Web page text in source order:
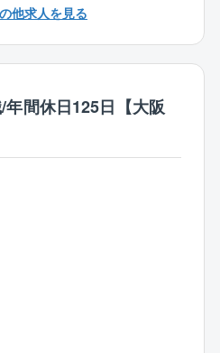
だいております。
ます。
な部署・役職・ポストが今
から耳を傾けていただきや
街路灯などのLED照明の切
やカーシェアリングの拠点
ながら、消費エネルギー
える化し分析のもと、最適
備の企画、実行 など..
・50代6名）
社員が在籍。
を推進しております。「施
す。
管理は官公庁発注の大規模
メーカーとの協業案件もあ
プができる環境です。
が占めており、愛知県内の病
が主な勤務地となります。
ローに関する知識を習得→
務の幅を広げながら独り立
核としてご活躍いただく
成にも貢献いただきたいと
他求人を見る
間休日125日【大阪